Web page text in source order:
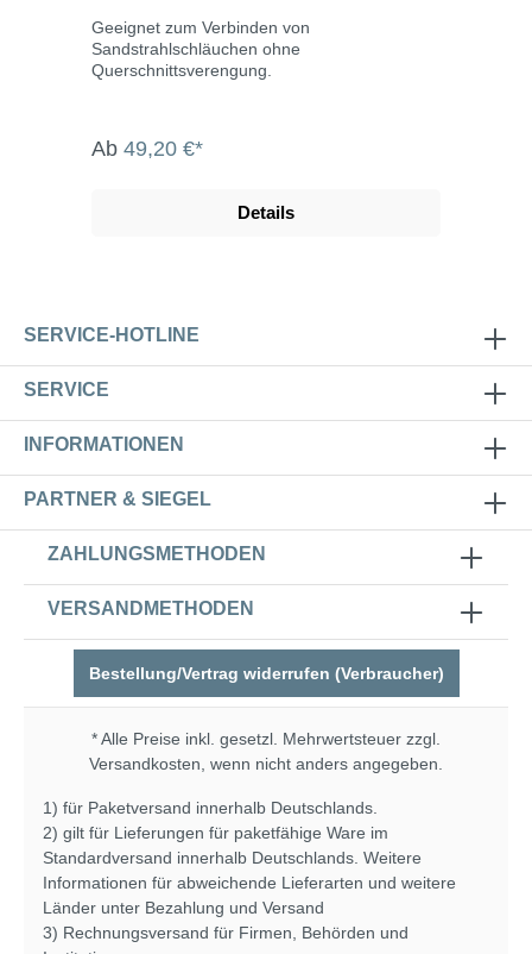
Geeignet zum Verbinden von
Sandstrahlschläuchen ohne
Querschnittsverengung.
Ab 49,20 €*
Details
SERVICE-HOTLINE
SERVICE
INFORMATIONEN
PARTNER & SIEGEL
ZAHLUNGSMETHODEN
VERSANDMETHODEN
Bestellung/Vertrag widerrufen (Verbraucher)
* Alle Preise inkl. gesetzl. Mehrwertsteuer zzgl.
Versandkosten , wenn nicht anders angegeben.
1) für Paketversand innerhalb Deutschlands.
2) gilt für Lieferungen für paketfähige Ware im
Standardversand innerhalb Deutschlands. Weitere
Informationen für abweichende Lieferarten und weitere
Länder unter Bezahlung und Versand
3) Rechnungsversand für Firmen, Behörden und